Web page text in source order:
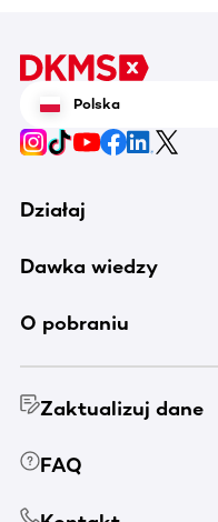
Polska
Działaj
Dawka wiedzy
O pobraniu
Zaktualizuj dane
FAQ